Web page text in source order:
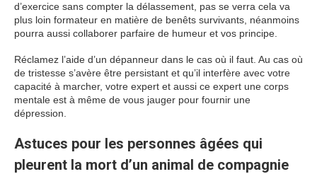
d’exercice sans compter la délassement, pas se verra cela va
plus loin formateur en matière de benêts survivants, néanmoins
pourra aussi collaborer parfaire de humeur et vos principe.
Réclamez l’aide d’un dépanneur dans le cas où il faut. Au cas où
de tristesse s’avère être persistant et qu’il interfère avec votre
capacité à marcher, votre expert et aussi ce expert une corps
mentale est à même de vous jauger pour fournir une
dépression.
Astuces pour les personnes âgées qui
pleurent la mort d’un animal de compagnie